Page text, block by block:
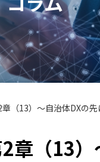
（13）～自治体DXの先
（13）